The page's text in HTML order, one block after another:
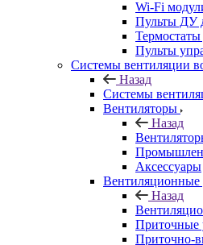
Wi-Fi
Пульты ДУ
Пульты
Системы вентиляции
Назад
Системы
Вентиляторы
Назад
Аксессуары
Вентиляционные
Назад
Приточные
Приточно-